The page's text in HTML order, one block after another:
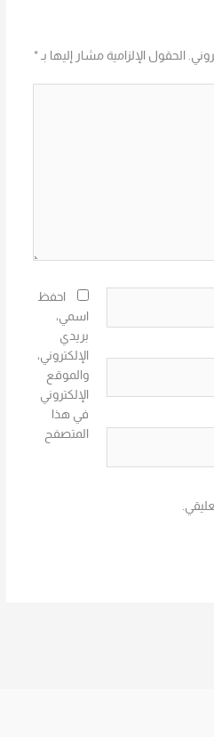
الحقول الإلزامية مشار إليها بـ *
احفظ
اسمي،
بريدي
الإلكتروني،
والموقع
الإلكتروني
في هذا
المتصفح